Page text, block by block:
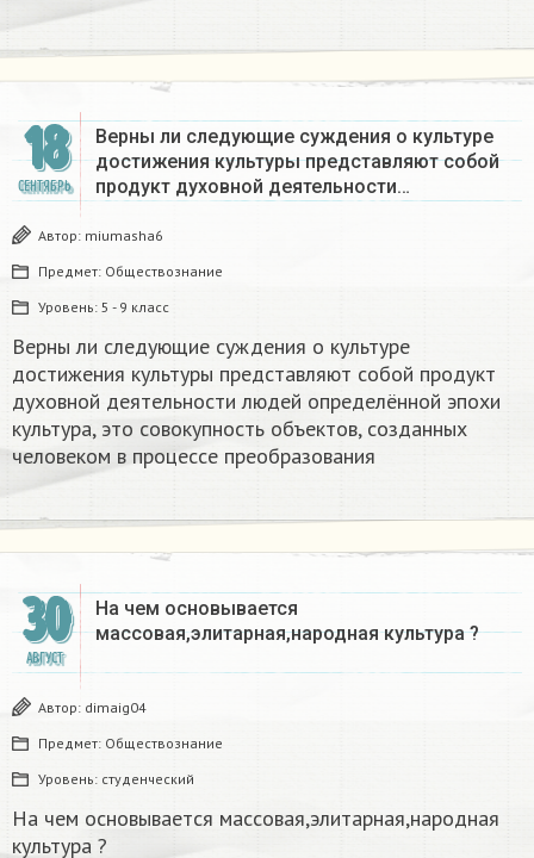
18
СЕНТЯБРЬ
Верны ли следующие суждения о культуре
достижения культуры представляют собой
продукт духовной деятельности…
Автор: miumasha6
Предмет: Обществознание
Уровень: 5 - 9 класс
Верны ли следующие суждения о культуре
достижения культуры представляют собой продукт
духовной деятельности людей определённой эпохи
культура, это совокупность объектов, созданных
человеком в процессе преобразования
30
АВГУСТ
На чем основывается
массовая,элитарная,народная культура ?
Автор: dimaig04
Предмет: Обществознание
Уровень: студенческий
На чем основывается массовая,элитарная,народная
культура ?